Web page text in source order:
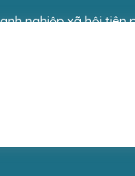
nghiệp xã hội